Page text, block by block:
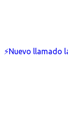
⚡Nuevo llamado